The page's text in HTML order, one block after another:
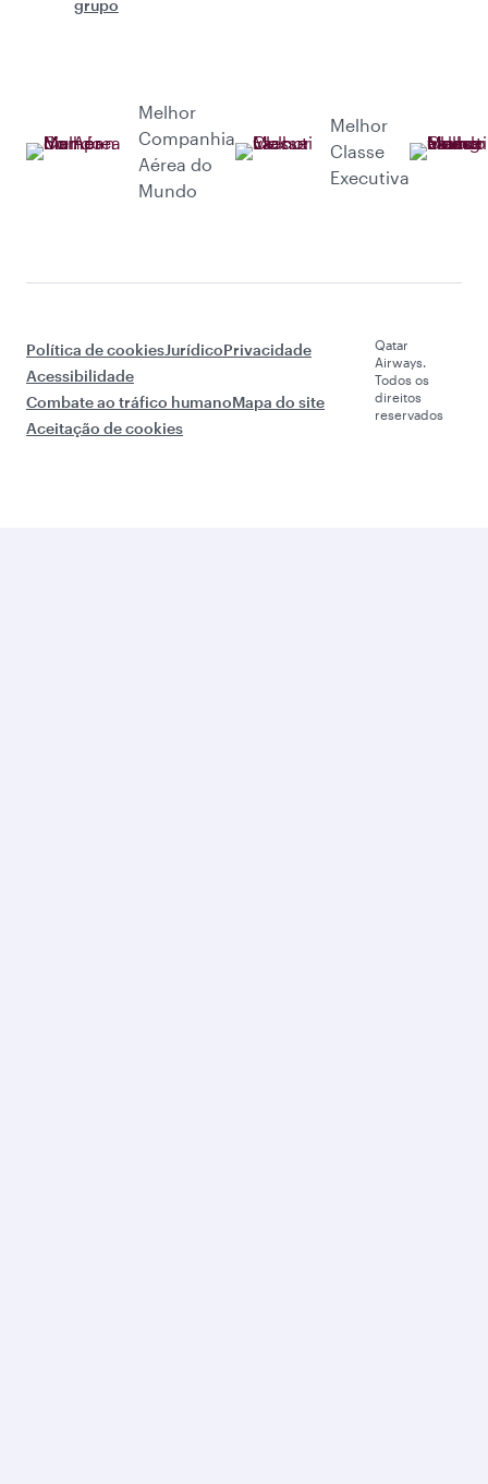
grupo
Melhor
Companhia
Aérea do
Mundo
Melhor
Classe
Executiva
Política de cookiesJurídicoPrivacidade
Acessibilidade
Combate ao tráfico humanoMapa do site
Aceitação de cookies
Qatar
Airways.
Todos os
direitos
reservados